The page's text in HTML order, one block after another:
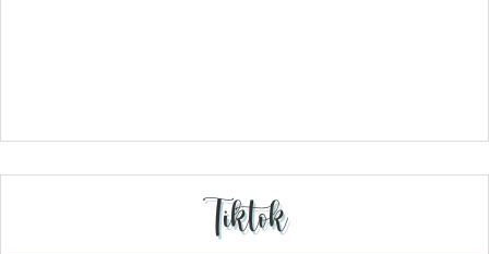
Tiktok